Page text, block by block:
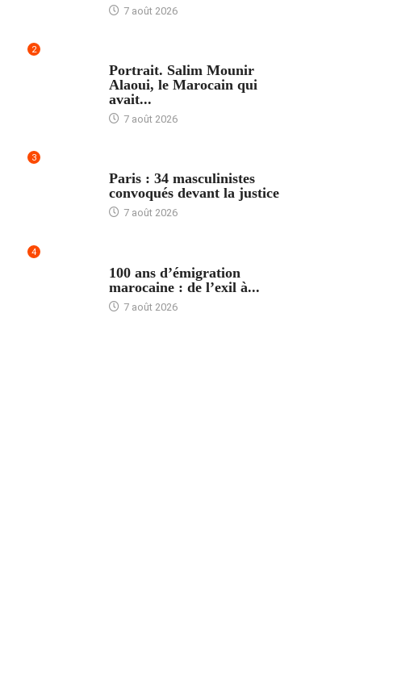
7 août 2026
2
Portrait. Salim Mounir
Alaoui, le Marocain qui
avait...
7 août 2026
3
Paris : 34 masculinistes
convoqués devant la justice
7 août 2026
4
100 ans d’émigration
marocaine : de l’exil à...
7 août 2026